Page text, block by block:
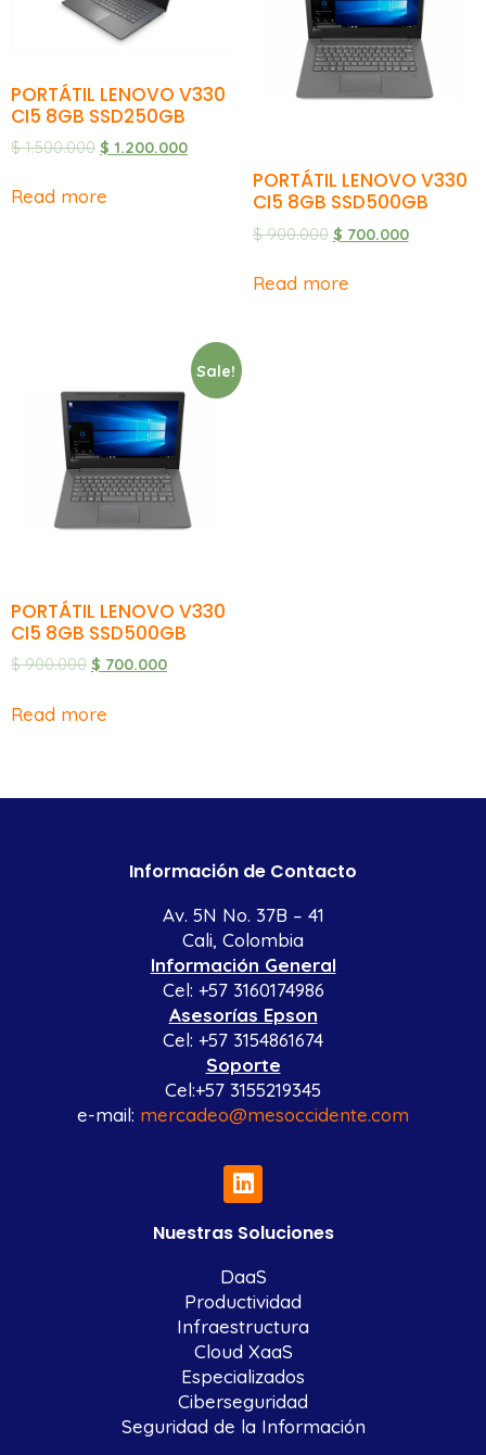
PORTÁTIL LENOVO V330
CI5 8GB SSD250GB
$1.500.000 $ 1.200.000
Read more
PORTÁTIL LENOVO V330
CI5 8GB SSD500GB
$900.000 $ 700.000
Read more
Sale!
PORTÁTIL LENOVO V330
CI5 8GB SSD500GB
$900.000 $ 700.000
Read more
Información de Contacto
Av. 5N No. 37B – 41
Cali, Colombia
Información General
Cel: +57 3160174986
Asesorías Epson
Cel: +57 3154861674
Soporte
Cel:+57 3155219345
e-mail: mercadeo@mesoccidente.com
Nuestras Soluciones
DaaS
Productividad
Infraestructura
Cloud XaaS
Especializados
Ciberseguridad
Seguridad de la Información